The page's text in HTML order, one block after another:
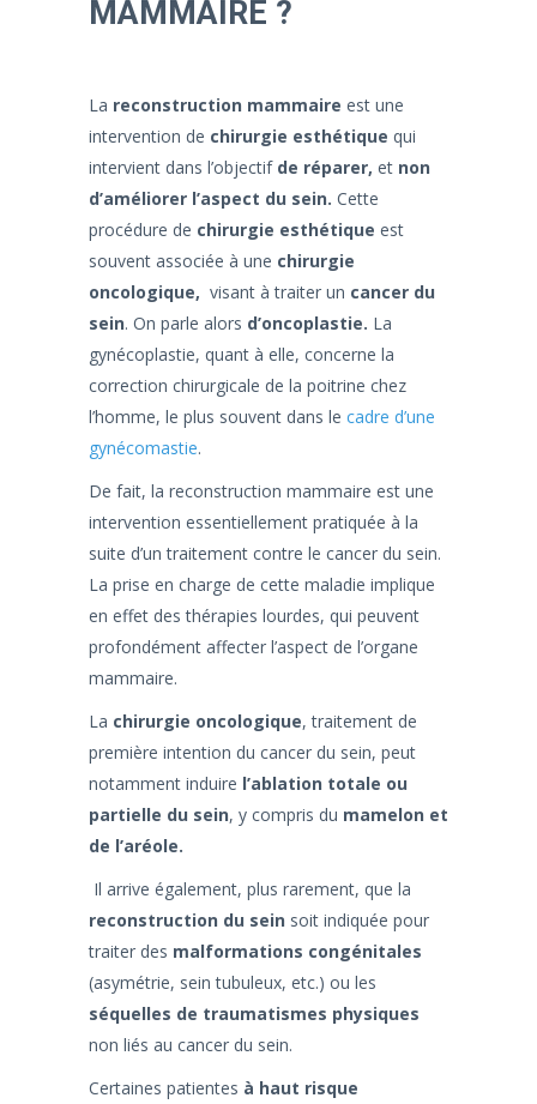
MAMMAIRE ?
La reconstruction mammaire est une
intervention de chirurgie esthétique qui
intervient dans l’objectif de réparer, et non
d’améliorer l’aspect du sein. Cette
procédure de chirurgie esthétique est
souvent associée à une chirurgie
oncologique, visant à traiter un cancer du
sein. On parle alors d’oncoplastie. La
gynécoplastie, quant à elle, concerne la
correction chirurgicale de la poitrine chez
l’homme, le plus souvent dans le cadre d’une
gynécomastie.
De fait, la reconstruction mammaire est une
intervention essentiellement pratiquée à la
suite d’un traitement contre le cancer du sein.
La prise en charge de cette maladie implique
en effet des thérapies lourdes, qui peuvent
profondément affecter l’aspect de l’organe
mammaire.
La chirurgie oncologique, traitement de
première intention du cancer du sein, peut
notamment induire l’ablation totale ou
partielle du sein, y compris du mamelon et
de l’aréole.
Il arrive également, plus rarement, que la
reconstruction du sein soit indiquée pour
traiter des malformations congénitales
(asymétrie, sein tubuleux, etc.) ou les
séquelles de traumatismes physiques
non liés au cancer du sein.
Certaines patientes à haut risque